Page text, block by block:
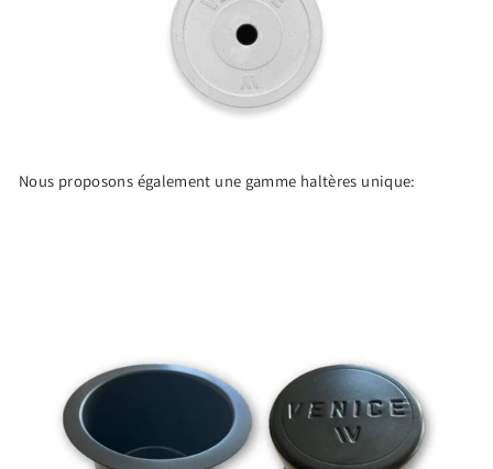
Nous proposons également une gamme haltères unique: